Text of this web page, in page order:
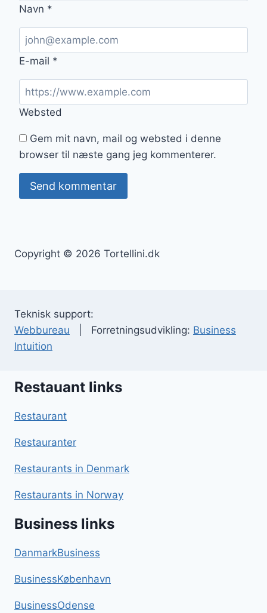
Navn *
E-mail *
Websted
Gem mit navn, mail og websted i denne
browser til næste gang jeg kommenterer.
Copyright © 2026 Tortellini.dk
Teknisk support:
Webbureau | Forretningsudvikling: Business
Intuition
Restauant links
Restaurant
Restauranter
Restaurants in Denmark
Restaurants in Norway
Business links
DanmarkBusiness
BusinessKøbenhavn
BusinessOdense